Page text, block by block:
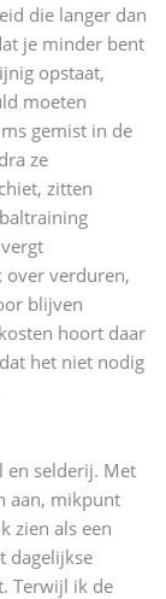
die langer dan
je minder bent
opstaat,
moeten
gemist in de
ze
zitten
over verduren,
blijven
hoort daar
het niet nodig
en selderij. Met
aan, mikpunt
zien als een
dagelijkse
Terwijl ik de